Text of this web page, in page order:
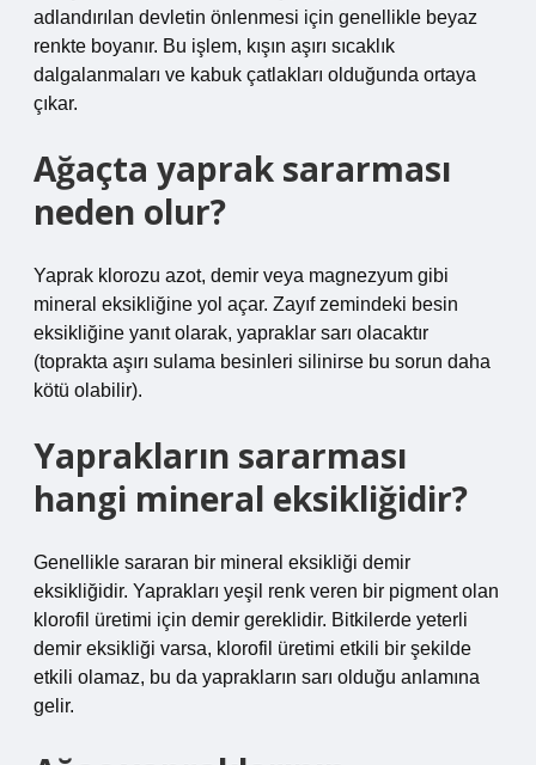
adlandırılan devletin önlenmesi için genellikle beyaz
renkte boyanır. Bu işlem, kışın aşırı sıcaklık
dalgalanmaları ve kabuk çatlakları olduğunda ortaya
çıkar.
Ağaçta yaprak sararması
neden olur?
Yaprak klorozu azot, demir veya magnezyum gibi
mineral eksikliğine yol açar. Zayıf zemindeki besin
eksikliğine yanıt olarak, yapraklar sarı olacaktır
(toprakta aşırı sulama besinleri silinirse bu sorun daha
kötü olabilir).
Yaprakların sararması
hangi mineral eksikliğidir?
Genellikle sararan bir mineral eksikliği demir
eksikliğidir. Yaprakları yeşil renk veren bir pigment olan
klorofil üretimi için demir gereklidir. Bitkilerde yeterli
demir eksikliği varsa, klorofil üretimi etkili bir şekilde
etkili olamaz, bu da yaprakların sarı olduğu anlamına
gelir.